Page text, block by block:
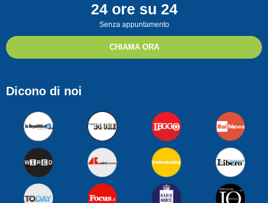
24 ore su 24
Senza appuntamento
CHIAMA ORA
Dicono di noi